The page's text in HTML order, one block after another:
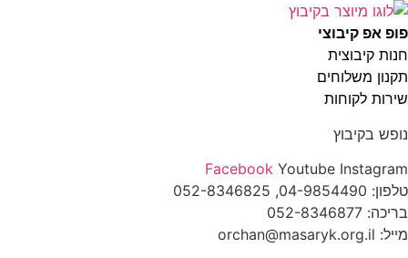
פופ אפ קיבוצי
חנות קיבוצית
תקנון משלוחים
שירות לקוחות
נופש בקיבוץ
Facebook Youtube Instagram
טלפון: 04-9854490
, 052-8346825
בריכה: 052-8346877
מייל: orchan@masaryk.org.il